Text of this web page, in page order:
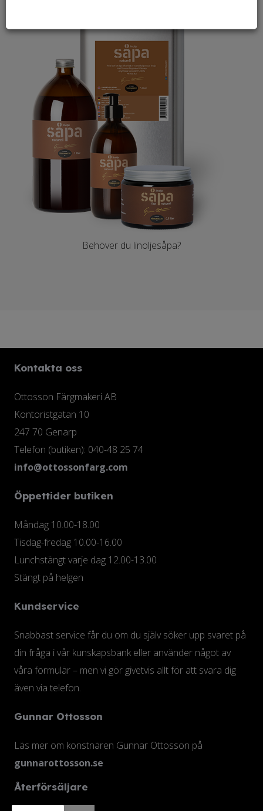
Behöver du linoljesåpa?
Kontakta oss
Ottosson Färgmakeri AB
Kontoristgatan 10
247 70 Genarp
Telefon (butiken): 040-48 25 74
info@ottossonfarg.com
Öppettider butiken
Måndag 10.00-18.00
Tisdag-fredag 10.00-16.00
Lunchstängt varje dag 12.00-13.00
Stängt på helgen
Kundservice
Snabbast service får du om du själv söker upp svaret på
din fråga i vår kunskapsbank eller använder något av
våra formulär – men vi gör givetvis allt för att svara dig
även via telefon.
Gunnar Ottosson
Läs mer om konstnären Gunnar Ottosson på
gunnarottosson.se
Återförsäljare